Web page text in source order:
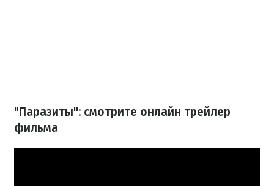
"Паразиты": смотрите онлайн трейлер
фильма